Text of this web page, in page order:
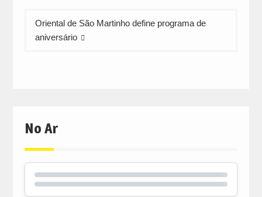
Oriental de São Martinho define programa de
aniversário
No Ar